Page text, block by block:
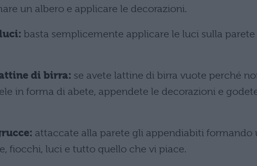
un albero e applicare le decorazioni.
basta semplicemente applicare le luci sulla parete
di birra: se avete lattine di birra vuote perché
in forma di abete, appendete le decorazioni e
attaccate alla parete gli appendiabiti formando
fiocchi, luci e tutto quello che vi piace.